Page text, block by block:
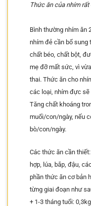
Thức ăn của nhím rất
Bình thường nhím ăn
nhím đẻ cần bổ sung
chất béo, chất bột,
mẹ đỡ mất sức, vì
thai. Thức ăn cho
các loại, nhím đực sẽ
Tăng chất khoáng
muối/con/ngày, nếu
bò/con/ngày.
Các thức ăn cần
hợp, lúa, bắp, đậu,
phần thức ăn cơ bản
từng giai đoạn như
+ 1-3 tháng tuổi: